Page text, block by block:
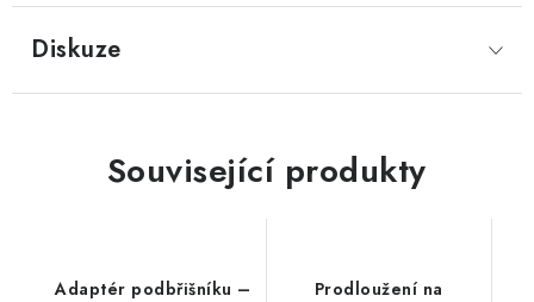
Diskuze
Související produkty
Adaptér podbřišníku –
Prodloužení na